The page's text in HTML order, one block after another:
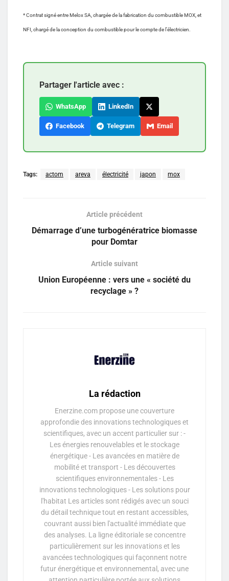
* Contrat signé entre Melox SA, chargée de la fabrication du combustible MOX, et
NFI, chargé de la conception du combustible pour le compte de l’électricien.
Partager l'article avec :
WhatsApp LinkedIn
Facebook Telegram Email
Tags: actom areva électricité japon mox
Article précédent
Démarrage d’une turbogénératrice biomasse
pour Domtar
Article suivant
Union Européenne : vers une « société du
recyclage » ?
La rédaction
Enerzine.com propose une couverture
approfondie des innovations technologiques et
scientifiques, avec un accent particulier sur : -
Les énergies renouvelables et le stockage
énergétique - Les avancées en matière de
mobilité et transport - Les découvertes
scientifiques environnementales - Les
innovations technologiques - Les solutions pour
l'habitat Les articles sont rédigés avec un souci
du détail technique tout en restant accessibles,
couvrant aussi bien l'actualité immédiate que
des analyses. La ligne éditoriale se concentre
particulièrement sur les innovations et les
avancées technologiques qui façonnent notre
futur énergétique et environnemental, avec une